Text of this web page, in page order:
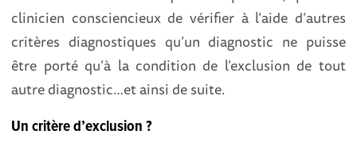
clinicien consciencieux de vérifier à l’aide d’autres
critères diagnostiques qu’un diagnostic ne puisse
être porté qu’à la condition de l’exclusion de tout
autre diagnostic…et ainsi de suite.
Un critère d’exclusion ?